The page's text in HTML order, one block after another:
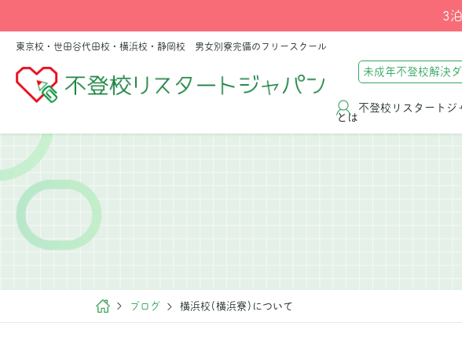
3
東京校・世田谷代田校・横浜校・静岡校 男女別寮完備のフリースクール
未成年不登校解決
不登校リスタートジ
とは
ブログ 横浜校(横浜寮)について